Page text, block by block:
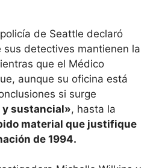
de Seattle declaró
sus detectives mantienen la
que el Médico
aunque su oficina está
si surge
y sustancial», hasta la
material que justifique
de 1994.